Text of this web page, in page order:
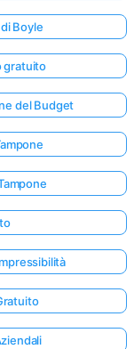
Boyle
gratuito
del Budget